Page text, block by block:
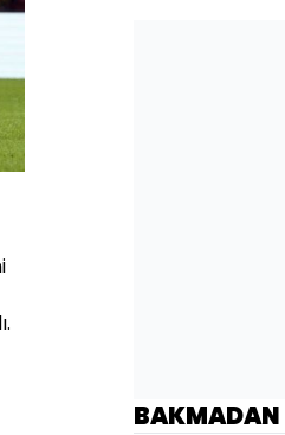
BAKMADAN